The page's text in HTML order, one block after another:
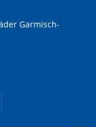
Garmisch-